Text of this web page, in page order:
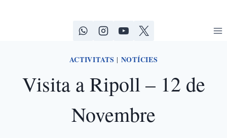
ACTIVITATS | NOTÍCIES
Visita a Ripoll – 12 de
Novembre